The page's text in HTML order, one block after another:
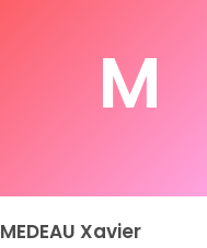
M
MEDEAU Xavier